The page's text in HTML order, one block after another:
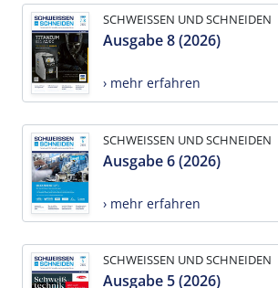
SCHWEISSEN UND SCHNEIDEN
Ausgabe 8 (2026)
› mehr erfahren
SCHWEISSEN UND SCHNEIDEN
Ausgabe 6 (2026)
› mehr erfahren
SCHWEISSEN UND SCHNEIDEN
Ausgabe 5 (2026)